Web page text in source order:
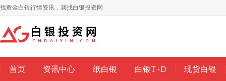
找黄金白银行情资讯，就找白银投资网
首页 资讯中心 纸白银 白银T+D 现货白银